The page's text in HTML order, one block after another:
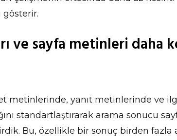
gösterir.
ve sayfa metinleri daha
metinlerinde, yanıt metinlerinde ve
standartlaştırarak arama sonucu
Bu, özellikle bir sonuç birden fazla